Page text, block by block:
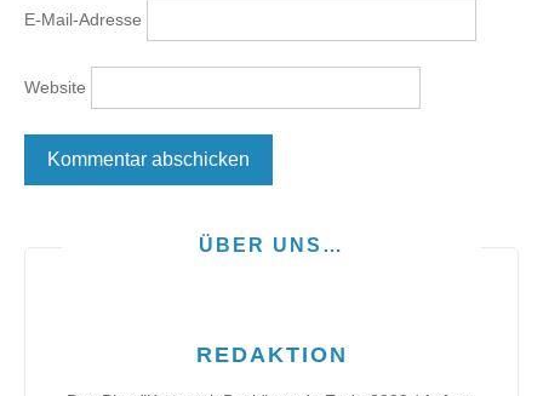
E-Mail-Adresse
Website
ÜBER UNS…
REDAKTION